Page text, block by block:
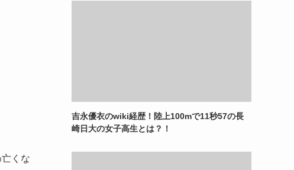
くな
吉永優衣のwiki経歴！陸上100mで11秒57の長
崎日大の女子高生とは？！